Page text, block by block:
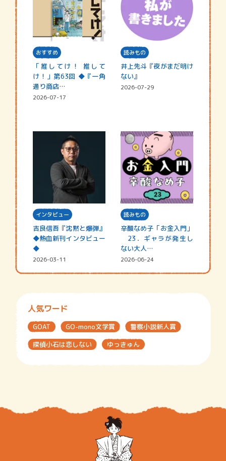
おすすめ
「推してけ！ 推して
け！」第63回 ◆『一角
通り商店…
2026-07-17
読みもの
井上先斗『夜がまだ明け
ない』
2026-07-29
インタビュー
吉良信吾『沈黙と爆弾』
◆熱血新刊インタビュー
◆
2026-03-11
読みもの
辛酸なめ子「お金入門」
23．ギャラが発生し
ない大人…
2026-06-24
人気ワード
GOAT GO-mono文学賞
警察小説新人賞
探偵小石は恋しない
ゆっきゅん